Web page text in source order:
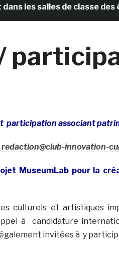
salles de classe des
participation associant
redaction@club-innovation-
MuseumLab pour la
culturels et artistiques
à candidature
invitées à y